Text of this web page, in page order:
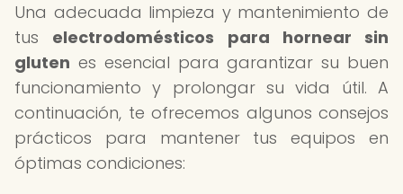
Una adecuada limpieza y mantenimiento de
tus electrodomésticos para hornear sin
gluten es esencial para garantizar su buen
funcionamiento y prolongar su vida útil. A
continuación, te ofrecemos algunos consejos
prácticos para mantener tus equipos en
óptimas condiciones: